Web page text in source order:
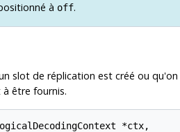
à off.
slot de réplication est créé ou
être fournis.
*ctx,